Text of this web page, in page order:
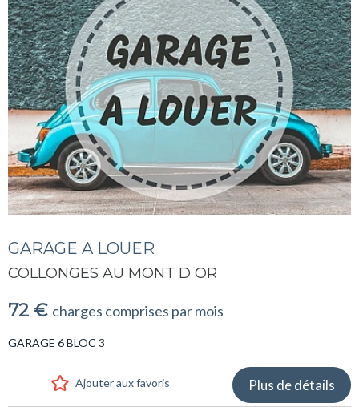
GARAGE A LOUER
COLLONGES AU MONT D OR
72 € charges comprises par mois
GARAGE 6 BLOC 3
Ajouter aux favoris Plus de détails